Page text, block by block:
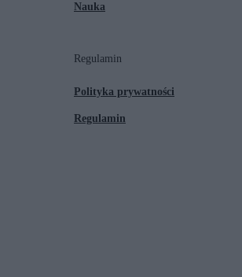
Nauka
Regulamin
Polityka prywatności
Regulamin